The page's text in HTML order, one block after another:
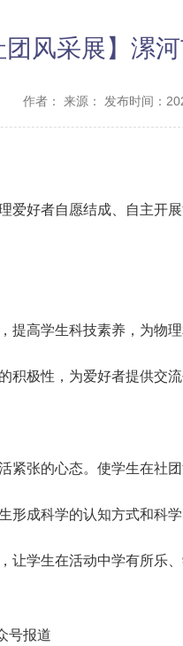
团风采展】漯
作者： 来源： 发布时间：
爱好者自愿结成、自主开
提高学生科技素养，为物
积极性，为爱好者提供交流
张的心态。使学生在社
形成科学的认知方式和科学
学生在活动中学有所乐
号报道